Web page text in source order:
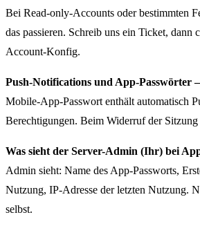
Bei Read-only-Accounts oder bestimmten
das passieren. Schreib uns ein Ticket, dann
Account-Konfig.
Push-Notifications und App-Passwörter
Mobile-App-Passwort enthält automatisch
Berechtigungen. Beim Widerruf der Sitzung
Was sieht der Server-Admin (Ihr) bei
Admin sieht: Name des App-Passworts,
Nutzung, IP-Adresse der letzten Nutzung.
selbst.